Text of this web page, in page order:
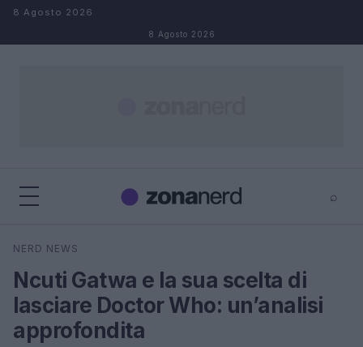
Salta al contenuto
8 Agosto 2026
8 Agosto 2026
⌕
Cerca
NERD NEWS
Ncuti Gatwa e la sua scelta di
lasciare Doctor Who: un’analisi
approfondita